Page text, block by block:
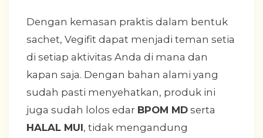
Dengan kemasan praktis dalam bentuk
sachet, Vegifit dapat menjadi teman setia
di setiap aktivitas Anda di mana dan
kapan saja. Dengan bahan alami yang
sudah pasti menyehatkan, produk ini
juga sudah lolos edar BPOM MD serta
HALAL MUI, tidak mengandung